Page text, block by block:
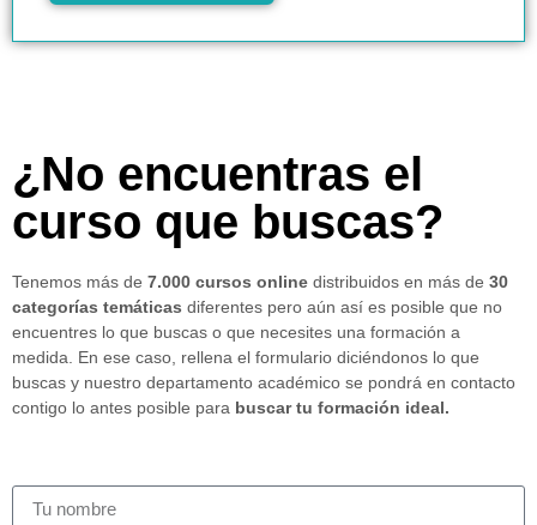
¿No encuentras el
curso que buscas?
Tenemos más de 7.000 cursos online distribuidos en más de 30
categorías temáticas diferentes pero aún así es posible que no
encuentres lo que buscas o que necesites una formación a
medida. En ese caso, rellena el formulario diciéndonos lo que
buscas y nuestro departamento académico se pondrá en contacto
contigo lo antes posible para buscar tu formación ideal.